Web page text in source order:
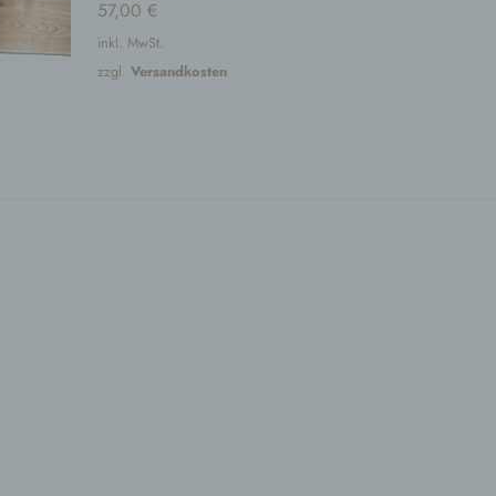
57,00 €
inkl. MwSt.
zzgl. Versandkosten
zu